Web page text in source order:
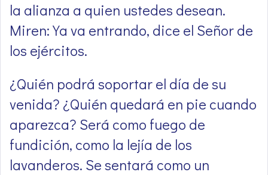
la alianza a quien ustedes desean.
Miren: Ya va entrando, dice el Señor de
los ejércitos.
¿Quién podrá soportar el día de su
venida? ¿Quién quedará en pie cuando
aparezca? Será como fuego de
fundición, como la lejía de los
lavanderos. Se sentará como un